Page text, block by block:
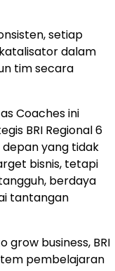
setiap
dalam
tim secara
Coaches ini
BRI Regional 6
yang tidak
bisnis, tetapi
berdaya
tantangan
business, BRI
pembelajaran